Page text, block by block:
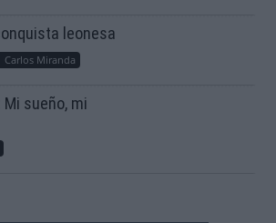
leonesa
Carlos Miranda
sueño, mi